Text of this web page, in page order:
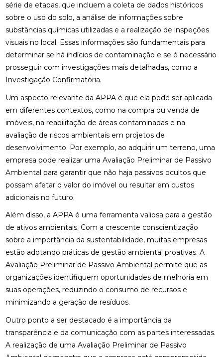
série de etapas, que incluem a coleta de dados históricos
sobre o uso do solo, a análise de informações sobre
substâncias químicas utilizadas e a realização de inspeções
visuais no local. Essas informações são fundamentais para
determinar se há indícios de contaminação e se é necessário
prosseguir com investigações mais detalhadas, como a
Investigação Confirmatória.
Um aspecto relevante da APPA é que ela pode ser aplicada
em diferentes contextos, como na compra ou venda de
imóveis, na reabilitação de áreas contaminadas e na
avaliação de riscos ambientais em projetos de
desenvolvimento. Por exemplo, ao adquirir um terreno, uma
empresa pode realizar uma Avaliação Preliminar de Passivo
Ambiental para garantir que não haja passivos ocultos que
possam afetar o valor do imóvel ou resultar em custos
adicionais no futuro.
Além disso, a APPA é uma ferramenta valiosa para a gestão
de ativos ambientais. Com a crescente conscientização
sobre a importância da sustentabilidade, muitas empresas
estão adotando práticas de gestão ambiental proativas. A
Avaliação Preliminar de Passivo Ambiental permite que as
organizações identifiquem oportunidades de melhoria em
suas operações, reduzindo o consumo de recursos e
minimizando a geração de resíduos.
Outro ponto a ser destacado é a importância da
transparência e da comunicação com as partes interessadas.
A realização de uma Avaliação Preliminar de Passivo